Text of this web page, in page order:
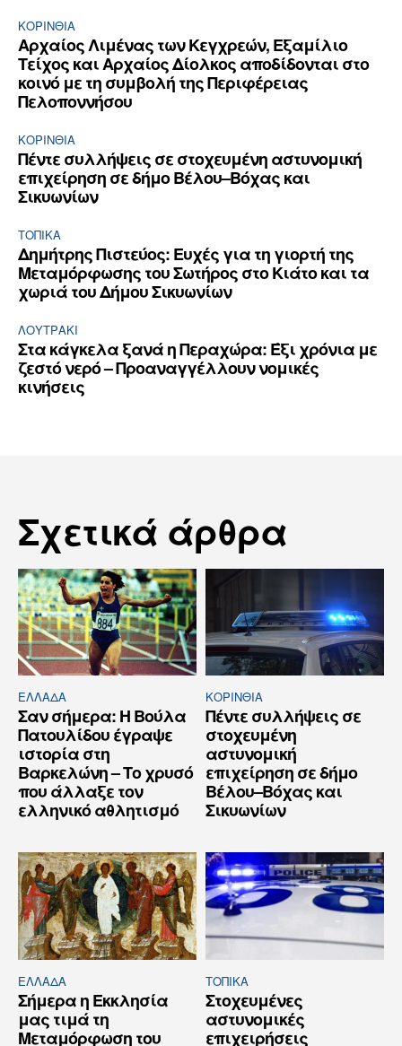
ΚΟΡΙΝΘΊΑ
Αρχαίος Λιμένας των Κεγχρεών, Εξαμίλιο
Τείχος και Aρχαίος Δίολκος αποδίδονται στο
κοινό με τη συμβολή της Περιφέρειας
Πελοποννήσου
ΚΟΡΙΝΘΊΑ
Πέντε συλλήψεις σε στοχευμένη αστυνομική
επιχείρηση σε δήμο Βέλου–Βόχας και
Σικυωνίων
ΤΟΠΙΚΑ
Δημήτρης Πιστεύος: Ευχές για τη γιορτή της
Μεταμόρφωσης του Σωτήρος στο Κιάτο και τα
χωριά του Δήμου Σικυωνίων
ΛΟΥΤΡΆΚΙ
Στα κάγκελα ξανά η Περαχώρα: Έξι χρόνια με
ζεστό νερό – Προαναγγέλλουν νομικές
κινήσεις
Σχετικά άρθρα
ΕΛΛΆΔΑ
Σαν σήμερα: Η Βούλα
Πατουλίδου έγραψε
ιστορία στη
Βαρκελώνη – Το χρυσό
που άλλαξε τον
ελληνικό αθλητισμό
ΚΟΡΙΝΘΊΑ
Πέντε συλλήψεις σε
στοχευμένη
αστυνομική
επιχείρηση σε δήμο
Βέλου–Βόχας και
Σικυωνίων
ΕΛΛΆΔΑ
Σήμερα η Εκκλησία
μας τιμά τη
Μεταμόρφωση του
ΤΟΠΙΚΑ
Στοχευμένες
αστυνομικές
επιχειρήσεις